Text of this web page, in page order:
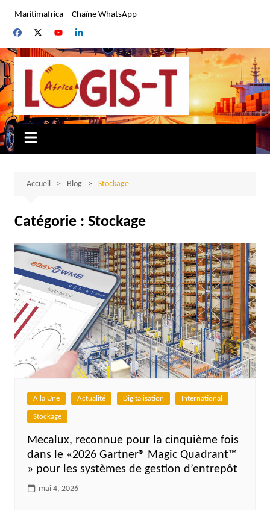
contenu
Maritimafrica Chaîne WhatsApp
Accueil Blog Stockage
Catégorie : Stockage
A la Une Actualité Digitalisation International
Stockage
Mecalux, reconnue pour la cinquième fois
dans le «2026 Gartner® Magic Quadrant™
» pour les systèmes de gestion d’entrepôt
mai 4, 2026